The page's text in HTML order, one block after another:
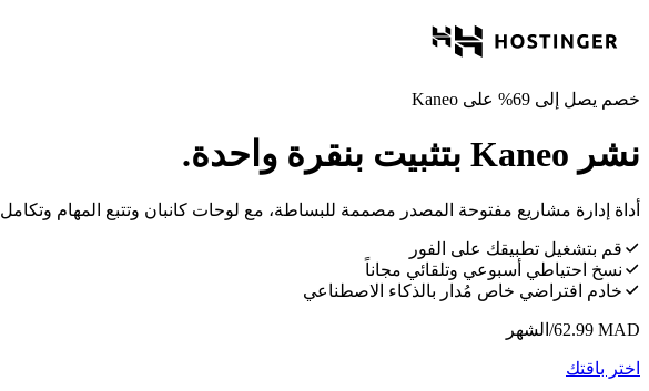
خصم يصل إلى 69% على Kaneo
نشر Kaneo بتثبيت بنقرة واحدة.
أداة إدارة مشاريع مفتوحة المصدر مصممة للبساطة، مع لوحات كانبان وتتبع المهام وتكامل GitHub.
قم بتشغيل تطبيقك على الفور
نسخ احتياطي أسبوعي وتلقائي مجاناً
خادم افتراضي خاص مُدار بالذكاء الاصطناعي
MAD
62.99/الشهر
اختر باقتك